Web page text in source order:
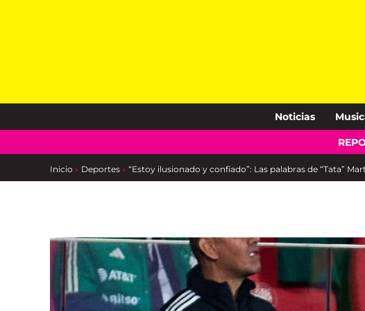
Noticias
Inicio » Deportes » “Estoy ilusionado y confiado”: Las palabras de “Tata”